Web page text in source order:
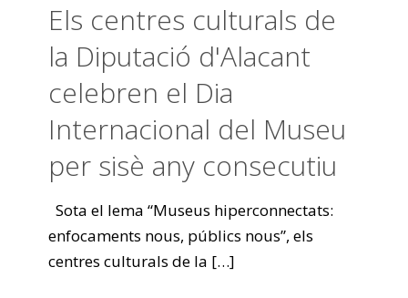
Els centres culturals de
la Diputació d'Alacant
celebren el Dia
Internacional del Museu
per sisè any consecutiu
Sota el lema “Museus hiperconnectats:
enfocaments nous, públics nous”, els
centres culturals de la […]